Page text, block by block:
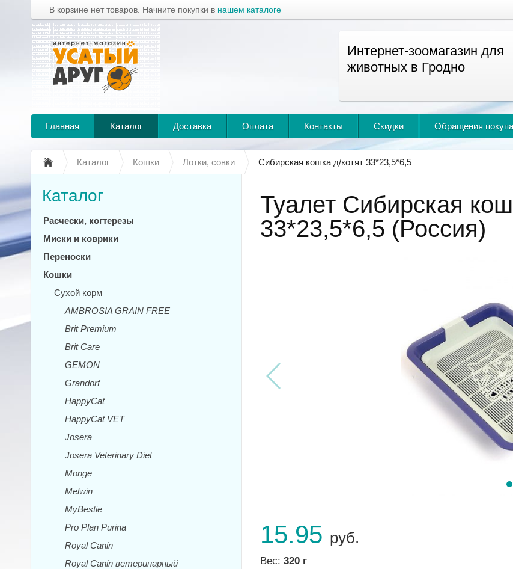
В корзине нет товаров. Начните покупки в нашем каталоге
Интернет-зоомагазин для
животных в Гродно
Главная Каталог Доставка Оплата Контакты Скидки Обращения
Каталог Кошки Лотки, совки Сибирская кошка д/котят 33*23,5*6,5
Туалет Сибирская
33*23,5*6,5 (Россия)
15.95 руб.
Вес: 320 г
Каталог
Расчески, когтерезы
Миски и коврики
Переноски
Кошки
Сухой корм
AMBROSIA GRAIN FREE
Brit Premium
Brit Care
GEMON
Grandorf
HappyCat
HappyCat VET
Josera
Josera Veterinary Diet
Monge
Melwin
MyBestie
Pro Plan Purina
Royal Canin
Royal Canin ветеринарный